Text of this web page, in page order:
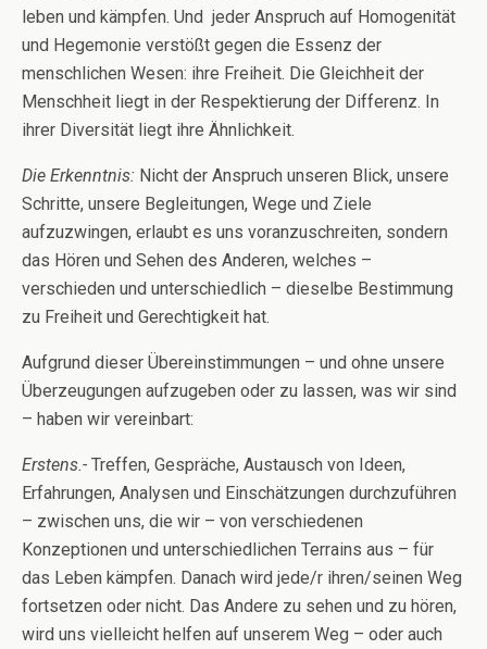
leben und kämpfen. Und jeder Anspruch auf Homogenität
und Hegemonie verstößt gegen die Essenz der
menschlichen Wesen: ihre Freiheit. Die Gleichheit der
Menschheit liegt in der Respektierung der Differenz. In
ihrer Diversität liegt ihre Ähnlichkeit.
Die Erkenntnis: Nicht der Anspruch unseren Blick, unsere
Schritte, unsere Begleitungen, Wege und Ziele
aufzuzwingen, erlaubt es uns voranzuschreiten, sondern
das Hören und Sehen des Anderen, welches –
verschieden und unterschiedlich – dieselbe Bestimmung
zu Freiheit und Gerechtigkeit hat.
Aufgrund dieser Übereinstimmungen – und ohne unsere
Überzeugungen aufzugeben oder zu lassen, was wir sind
– haben wir vereinbart:
Erstens.- Treffen, Gespräche, Austausch von Ideen,
Erfahrungen, Analysen und Einschätzungen durchzuführen
– zwischen uns, die wir – von verschiedenen
Konzeptionen und unterschiedlichen Terrains aus – für
das Leben kämpfen. Danach wird jede/r ihren/seinen Weg
fortsetzen oder nicht. Das Andere zu sehen und zu hören,
wird uns vielleicht helfen auf unserem Weg – oder auch